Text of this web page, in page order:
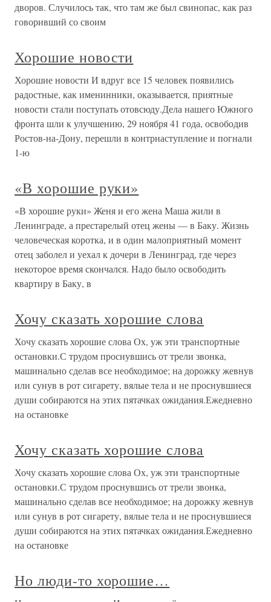
дворов. Случилось так, что там же был свинопас, как раз
говоривший со своим
Хорошие новости
Хорошие новости И вдруг все 15 человек появились
радостные, как именинники, оказывается, приятные
новости стали поступать отовсюду.Дела нашего Южного
фронта шли к улучшению, 29 ноября 41 года, освободив
Ростов-на-Дону, перешли в контрнаступление и погнали
1-ю
«В хорошие руки»
«В хорошие руки» Женя и его жена Маша жили в
Ленинграде, а престарелый отец жены — в Баку. Жизнь
человеческая коротка, и в один малоприятный момент
отец заболел и уехал к дочери в Ленинград, где через
некоторое время скончался. Надо было освободить
квартиру в Баку, в
Хочу сказать хорошие слова
Хочу сказать хорошие слова Ох, уж эти транспортные
остановки.С трудом проснувшись от трели звонка,
машинально сделав все необходимое; на дорожку жевнув
или сунув в рот сигарету, вялые тела и не проснувшиеся
души собираются на этих пятачках ожидания.Ежедневно
на остановке
Хочу сказать хорошие слова
Хочу сказать хорошие слова Ох, уж эти транспортные
остановки.С трудом проснувшись от трели звонка,
машинально сделав все необходимое; на дорожку жевнув
или сунув в рот сигарету, вялые тела и не проснувшиеся
души собираются на этих пятачках ожидания.Ежедневно
на остановке
Но люди-то хорошие…